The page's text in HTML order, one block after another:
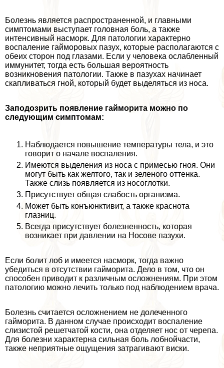
Болезнь является распространенной, и главными
симптомами выступает головная боль, а также
интенсивный насморк. Для патологии хаpaктерно
воспаление гайморовых пазух, которые располагаются с
обеих сторон под глазами. Если у человека ослабленный
иммунитет, тогда есть большая вероятность
возникновения патологии. Также в пазухах начинает
скапливаться гной, который будет выделяться из носа.
Заподозрить появление гайморита можно по
следующим симптомам:
Наблюдается повышение температуры тела, и это
говорит о начале воспаления.
Имеются выделения из носа с примесью гноя. Они
могут быть как желтого, так и зеленого оттенка.
Также слизь появляется из носоглотки.
Присутствует общая слабость организма.
Может быть конъюнктивит, а также краснота
глазниц.
Всегда присутствует болезненность, которая
возникает при давлении на Носове пазухи.
Если болит лоб и имеется насморк, тогда важно
убедиться в отсутствии гайморита. Дело в том, что он
способен приводит к различным осложнениям. При этом
патологию можно лечить только под наблюдением врача.
Болезнь считается осложнением не долеченного
гайморита. В данном случае происходит воспаление
слизистой решетчатой кости, она отделяет нос от черепа.
Для болезни хаpaктерна сильная боль лобнойчасти,
также неприятные ощущения затрагивают виски.